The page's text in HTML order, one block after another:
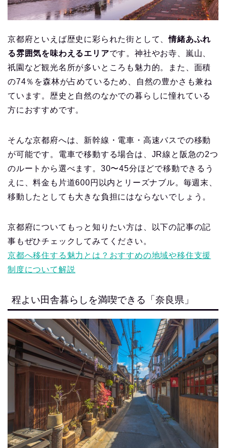
京都府といえば歴史に彩られた街として、情緒あふれ
る雰囲気を味わえるエリアです。神社やお寺、嵐山、
祇園など観光名所が多いところも魅力的。また、面積
の74％を森林が占めているため、自然の豊かさも兼ね
ています。歴史と自然のなかでの暮らしに憧れている
方におすすめです。
そんな京都府へは、新幹線・電車・高速バスでの移動
が可能です。電車で移動する場合は、JR線と阪急の2つ
のルートから選べます。30〜45分ほどで移動できるう
えに、料金も片道600円以内とリーズナブル。毎週末、
移動したとしても大きな負担にはならないでしょう。
京都府についてもっと知りたい方は、以下の記事の記
事もぜひチェックしてみてください。
京都へ移住する魅力とは？おすすめの地域や移住支援
制度について解説
程よい田舎暮らしを満喫できる「奈良県」